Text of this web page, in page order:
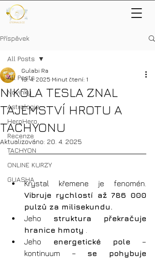
Příspěvek
All Posts
Novinky
Astrologie
HeroHero
Recenze
TACHYON
ONLINE KURZY
GUASHA
All Posts
NIKOLA TESLA ZNAL
TAJEMSTVÍ HROTU A
TACHYONU
Gulabi Ra
19. 4. 2025 Minut čtení: 1
Aktualizováno: 20. 4. 2025
Vibruje rychlostí až 786 000
pulzů za milisekundu.
Jeho struktura
překračuje
hranice hmoty
Jeho energetické pole –
kontinuum – se pohybuje